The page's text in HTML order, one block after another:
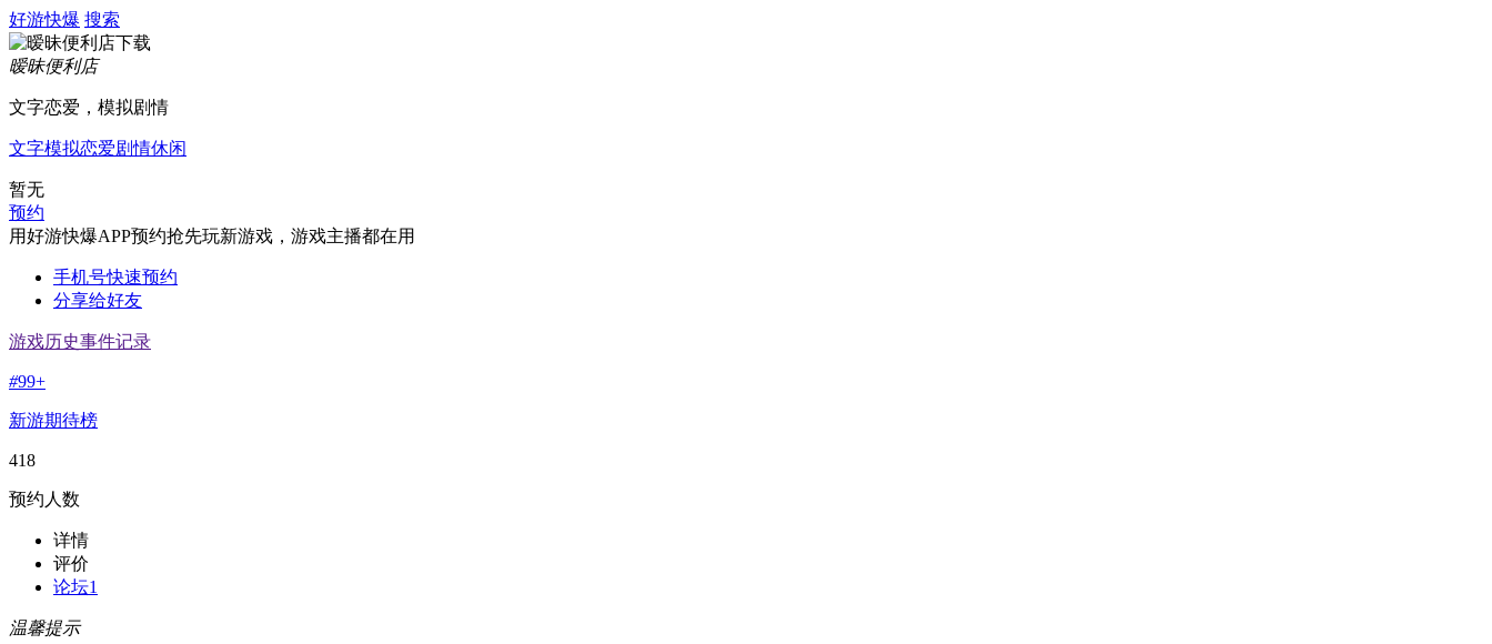
好游快爆 搜索
暧昧便利店
文字恋爱，模拟剧情
文字模拟恋爱剧情休闲
暂无
预约
用好游快爆APP预约抢先玩新游戏，游戏主播都在用
手机号快速预约
分享给好友
游戏历史事件记录
#99+
新游期待榜
418
预约人数
详情
评价
论坛1
温馨提示